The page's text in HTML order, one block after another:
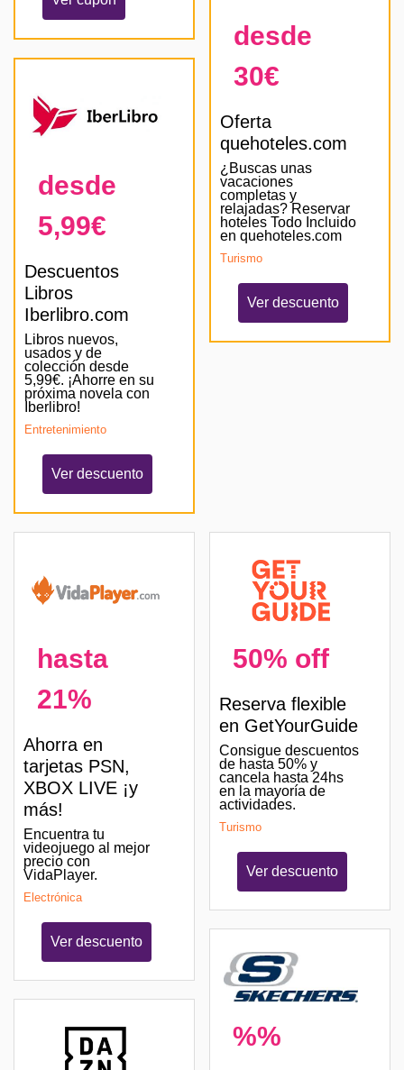
desde
5,99€
Descuentos
Libros
Iberlibro.com
Libros nuevos,
usados y de
colección desde
5,99€. ¡Ahorre en su
próxima novela con
Iberlibro!
Entretenimiento
Ver descuento
desde
30€
Oferta
quehoteles.com
¿Buscas unas
vacaciones
completas y
relajadas? Reservar
hoteles Todo Incluido
en quehoteles.com
Turismo
Ver descuento
hasta
21%
Ahorra en
tarjetas PSN,
XBOX LIVE ¡y
más!
Encuentra tu
videojuego al mejor
precio con
VidaPlayer.
Electrónica
Ver descuento
50% off
Reserva flexible
en GetYourGuide
Consigue descuentos
de hasta 50% y
cancela hasta 24hs
en la mayoría de
actividades.
Turismo
Ver descuento
%%